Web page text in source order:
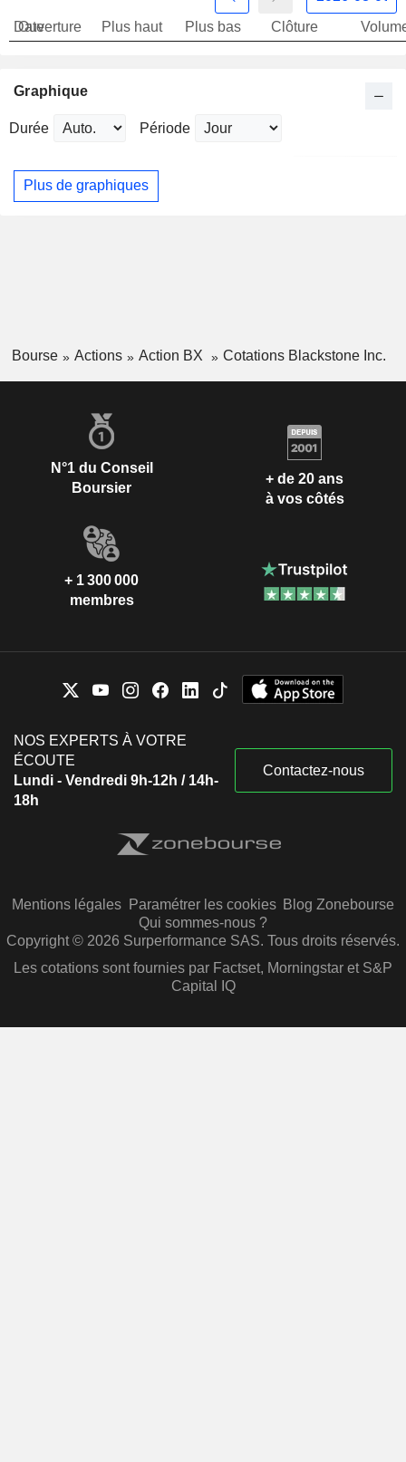
Date
Ouverture Plus haut Plus bas Clôture
Graphique
Durée Période
Plus de graphiques
Bourse Actions Action BX Cotations Blackstone Inc.
N°1 du Conseil
Boursier
+ de 20 ans
à vos côtés
+ 1 300 000
membres
NOS EXPERTS À VOTRE
ÉCOUTE
Lundi - Vendredi 9h-12h / 14h-
18h
Contactez-nous
Mentions légales Paramétrer les cookies Blog Zonebourse
Qui sommes-nous ?
Copyright © 2026 Surperformance SAS. Tous droits réservés.
Les cotations sont fournies par Factset, Morningstar et S&P
Capital IQ